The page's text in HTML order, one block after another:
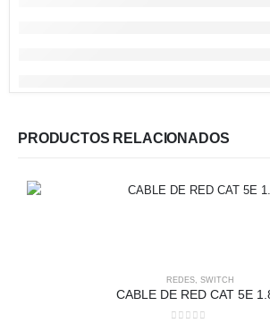
PRODUCTOS RELACIONADOS
REDES, SWITCH
CABLE DE RED CAT 5E